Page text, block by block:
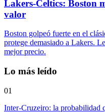
Lakers-Celtics: Boston
valor
Boston golpeó fuerte en el
protege demasiado a Lakers.
mejor precio.
Lo más leído
01
Inter-Cruzeiro: la probabilidad